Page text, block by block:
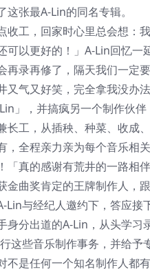
张最A-Lin的同名专辑。
收工，回家时心里总会想
可以更好的！」A-Lin回忆
再录再修了，隔天我们一定
又气又好笑，完全拿我没办
」，并搞疯另一个制作伙
长工，从插秧、种菜、收成
，全程亲力亲为每个音乐相
「真的感谢有荒井的一路相
金曲奖肯定的王牌制作人，
Lin与经纪人邀约下，答应
身分出道的A-Lin，从头学
这些音乐制作事务，并给
不是任何一个知名制作人都